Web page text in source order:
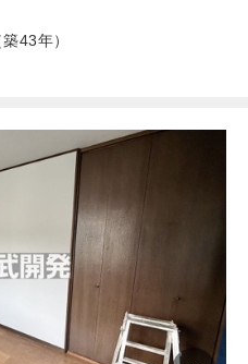
43年）